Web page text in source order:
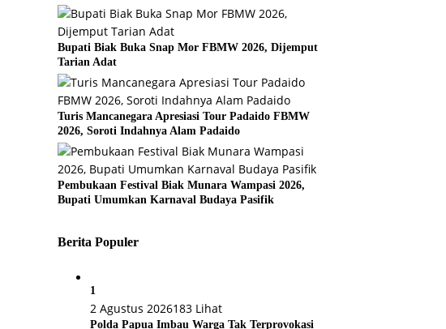
Bupati Biak Buka Snap Mor FBMW 2026, Dijemput
Tarian Adat
Turis Mancanegara Apresiasi Tour Padaido FBMW
2026, Soroti Indahnya Alam Padaido
Pembukaan Festival Biak Munara Wampasi 2026,
Bupati Umumkan Karnaval Budaya Pasifik
Berita Populer
1
2 Agustus 2026183 Lihat
Polda Papua Imbau Warga Tak Terprovokasi